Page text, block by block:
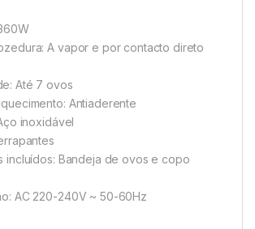
A vapor e por contacto direto
Até 7 ovos
Antiaderente
inoxidável
incluídos: Bandeja de ovos e copo
AC 220-240V ~ 50-60Hz